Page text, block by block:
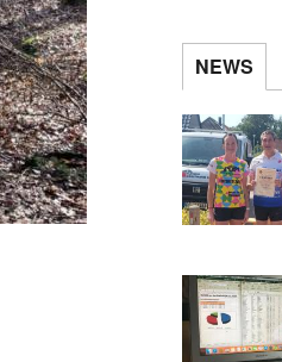
NEWS